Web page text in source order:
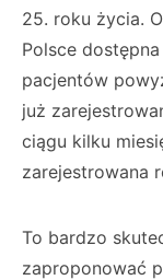
25. roku życia.
Polsce
pacjentów
już
ciągu kilku
zarejestro­wana
To bardzo
zaproponować